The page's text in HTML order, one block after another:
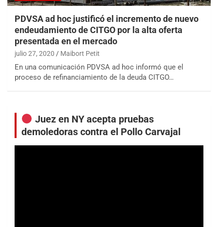
PDVSA ad hoc justificó el incremento de nuevo
endeudamiento de CITGO por la alta oferta
presentada en el mercado
julio 27, 2020 Maibort Petit
En una comunicación PDVSA ad hoc informó que el
proceso de refinanciamiento de la deuda CITGO…
Juez en NY acepta pruebas
demoledoras contra el Pollo Carvajal